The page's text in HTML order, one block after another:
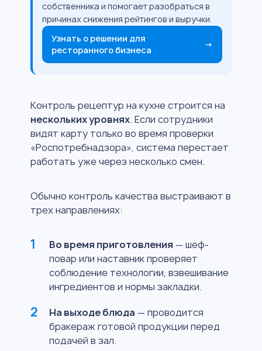
собственника и помогает разобраться в
причинах снижения рейтингов и выручки.
Узнать о решении для
ресторанного бизнеса
→
Контроль рецептур на кухне строится на
нескольких уровнях. Если сотрудники
видят карту только во время проверки
«Роспотребнадзора», система перестает
работать уже через несколько смен.
Обычно контроль качества выстраивают в
трех направлениях:
Во время приготовления — шеф-
повар или наставник проверяет
соблюдение технологии, взвешивание
ингредиентов и нормы закладки.
На выходе блюда — проводится
бракераж готовой продукции перед
подачей в зал.